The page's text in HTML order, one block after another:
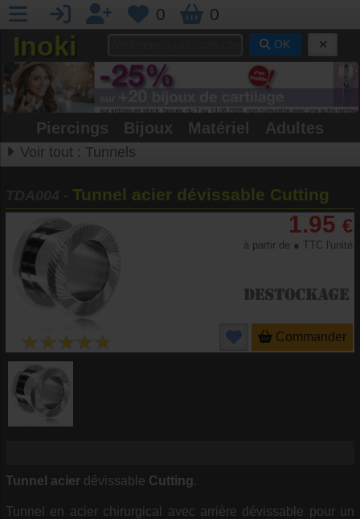
0 0
Inoki OK
Piercings Bijoux Matériel Adultes
Voir tout : Tunnels
Tunnel acier dévissable Cutting
1.95 €
à partir de ● TTC l'unité
Commander
Tunnel acier dévissable Cutting .
Tunnel en acier chirurgical avec arrière dévissable pour un